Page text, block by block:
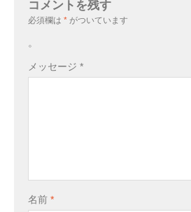
コメントを残す
必須欄は * がついています
。
メッセージ *
名前 *